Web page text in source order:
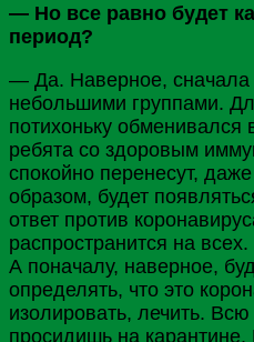
— Но все равно будет
период?
— Да. Наверное, сначала
небольшими группами.
потихоньку
ребята со здоровым
спокойно перенесут,
образом, будет
ответ против
распространится на
А поначалу, наверное,
определять, что это
изолировать, лечить.
просидишь на карантине.